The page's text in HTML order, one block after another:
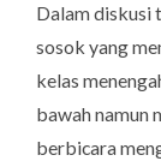
Dalam diskusi
sosok yang
kelas
bawah namun
berbicara